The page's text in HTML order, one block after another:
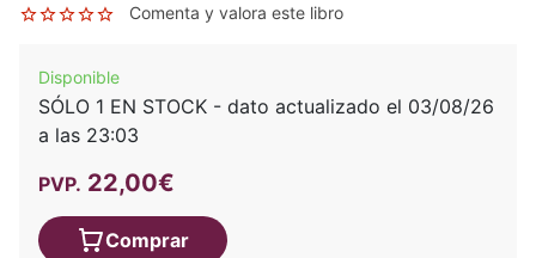
Comenta y valora este libro
Disponible
SÓLO 1 EN STOCK - dato actualizado el 03/08/26
a las 23:03
PVP. 22,00€
Comprar